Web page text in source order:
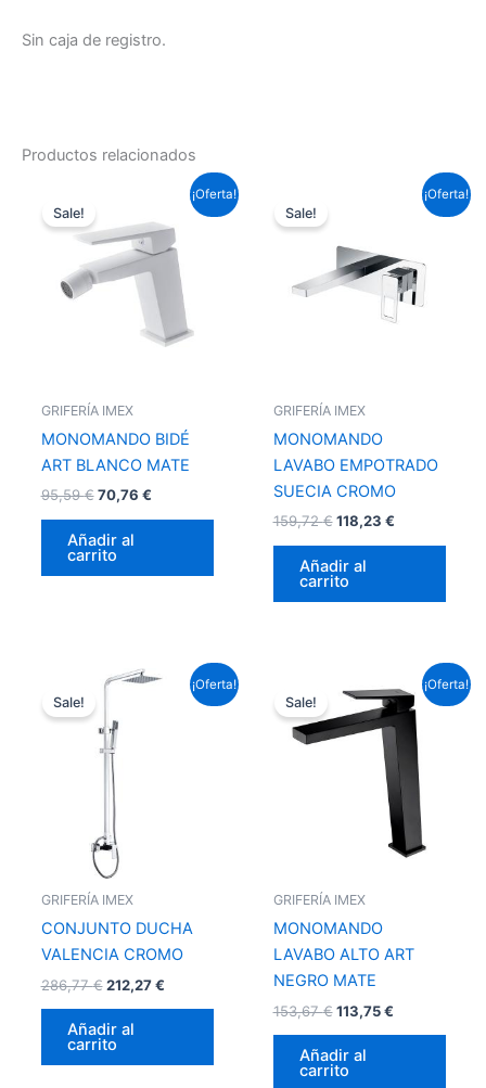
Sin caja de registro.
Productos relacionados
¡Oferta!
Sale!
GRIFERÍA IMEX
MONOMANDO BIDÉ
ART BLANCO MATE
95,59€
original
era:
95,59 €.
70,76 €
precio
actual
es:
70,76 €.
Añadir al
carrito
¡Oferta!
Sale!
GRIFERÍA IMEX
MONOMANDO
LAVABO EMPOTRADO
SUECIA CROMO
159,72€
era:
159,72 €.
118,23 €
precio
118,23 €.
Añadir al
carrito
¡Oferta!
Sale!
GRIFERÍA IMEX
CONJUNTO DUCHA
VALENCIA CROMO
286,77€
El
era:
286,77 €.
212,27€
precio
Añadir al
carrito
¡Oferta!
Sale!
GRIFERÍA IMEX
MONOMANDO
LAVABO ALTO ART
NEGRO MATE
153,67€
precio
original
era:
153,67 €.
113,75€
precio
actual
es:
113,75 €.
Añadir al
carrito